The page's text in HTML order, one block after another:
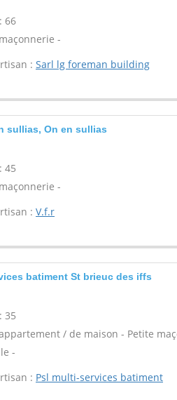
66
-
: Sarl lg foreman building
sullias, On en sullias
45
-
: V.f.r
batiment St brieuc des iffs
35
/ de maison - Petite
-
: Psl multi-services batiment